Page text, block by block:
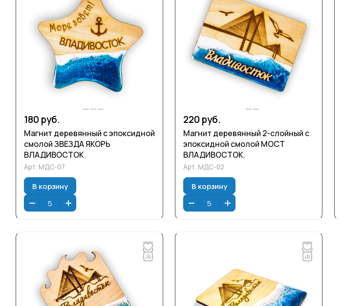
180 руб.
Магнит деревянный с эпоксидной
смолой ЗВЕЗДА ЯКОРЬ
ВЛАДИВОСТОК
Арт. МДС-07
В корзину
220 руб.
Магнит деревянный 2-слойный с
эпоксидной смолой МОСТ
ВЛАДИВОСТОК.
Арт. МДС-02
В корзину